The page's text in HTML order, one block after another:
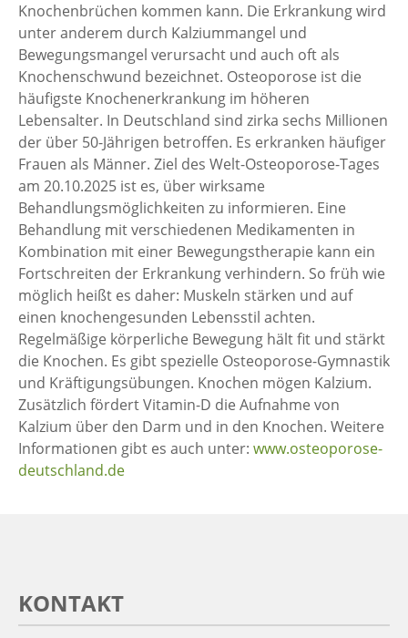
Knochenbrüchen kommen kann. Die Erkrankung wird
unter anderem durch Kalziummangel und
Bewegungsmangel verursacht und auch oft als
Knochenschwund bezeichnet. Osteoporose ist die
häufigste Knochenerkrankung im höheren
Lebensalter. In Deutschland sind zirka sechs Millionen
der über 50-Jährigen betroffen. Es erkranken häufiger
Frauen als Männer. Ziel des Welt-Osteoporose-Tages
am 20.10.2025 ist es, über wirksame
Behandlungsmöglichkeiten zu informieren. Eine
Behandlung mit verschiedenen Medikamenten in
Kombination mit einer Bewegungstherapie kann ein
Fortschreiten der Erkrankung verhindern. So früh wie
möglich heißt es daher: Muskeln stärken und auf
einen knochengesunden Lebensstil achten.
Regelmäßige körperliche Bewegung hält fit und stärkt
die Knochen. Es gibt spezielle Osteoporose-Gymnastik
und Kräftigungsübungen. Knochen mögen Kalzium.
Zusätzlich fördert Vitamin-D die Aufnahme von
Kalzium über den Darm und in den Knochen. Weitere
Informationen gibt es auch unter: www.osteoporose-
deutschland.de
KONTAKT